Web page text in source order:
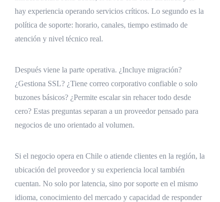
hay experiencia operando servicios críticos. Lo segundo es la
política de soporte: horario, canales, tiempo estimado de
atención y nivel técnico real.
Después viene la parte operativa. ¿Incluye migración?
¿Gestiona SSL? ¿Tiene correo corporativo confiable o solo
buzones básicos? ¿Permite escalar sin rehacer todo desde
cero? Estas preguntas separan a un proveedor pensado para
negocios de uno orientado al volumen.
Si el negocio opera en Chile o atiende clientes en la región, la
ubicación del proveedor y su experiencia local también
cuentan. No solo por latencia, sino por soporte en el mismo
idioma, conocimiento del mercado y capacidad de responder